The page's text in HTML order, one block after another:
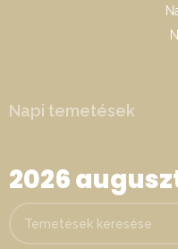
Napi temetések
2026